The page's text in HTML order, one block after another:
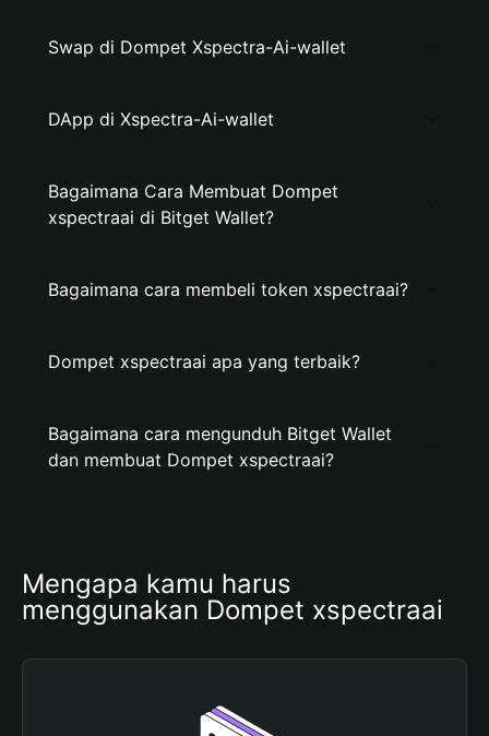
Swap di Dompet Xspectra-Ai-wallet
DApp di Xspectra-Ai-wallet
Bagaimana Cara Membuat Dompet
xspectraai di Bitget Wallet?
Bagaimana cara membeli token xspectraai?
Dompet xspectraai apa yang terbaik?
Bagaimana cara mengunduh Bitget Wallet
dan membuat Dompet xspectraai?
Mengapa kamu harus
menggunakan Dompet xspectraai